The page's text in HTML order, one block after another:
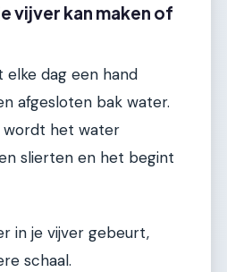
vijver kan maken of
elke dag een hand
afgesloten bak water.
wordt het water
slierten en het begint
in je vijver gebeurt,
schaal.